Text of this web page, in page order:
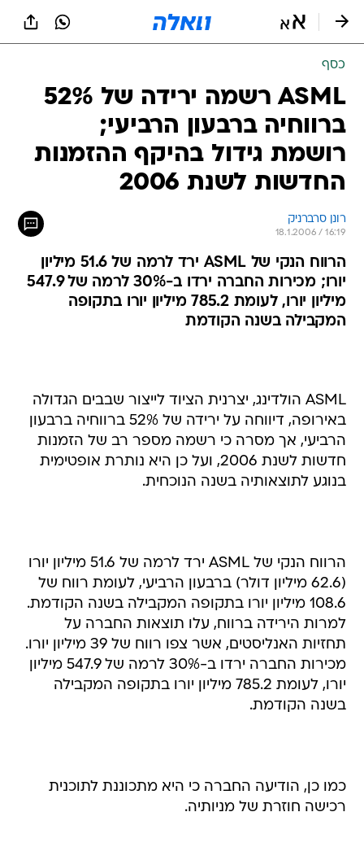
כסף
ASML רשמה ירידה של 52%
ברווחיה ברבעון הרביעי;
רושמת גידול בהיקף ההזמנות
החדשות לשנת 2006
רונן סרברניק
18.1.2006 / 16:19
הרווח הנקי של ASML ירד לרמה של 51.6 מיליון
יורו; מכירות החברה ירדו ב-30% לרמה של 547.9
מיליון יורו, לעומת 785.2 מיליון יורו בתקופה
המקבילה בשנה הקודמת
ASML הולדינג, יצרנית הציוד לייצור שבבים הגדולה
באירופה, דיווחה על ירידה של 52% ברווחיה ברבעון
הרביעי, אך מסרה כי רשמה מספר רב של הזמנות
חדשות לשנת 2006, ועל כן היא נותרת אופטימית
בנוגע לתוצאותיה בשנה הנוכחית.
הרווח הנקי של ASML ירד לרמה של 51.6 מיליון יורו
(62.6 מיליון דולר) ברבעון הרביעי, לעומת רווח של
108.6 מיליון יורו בתקופה המקבילה בשנה הקודמת.
למרות הירידה ברווח, עלו תוצאות החברה על
תחזיות האנליסטים, אשר צפו רווח של 39 מיליון יורו.
מכירות החברה ירדו ב-30% לרמה של 547.9 מיליון
יורו, לעומת 785.2 מיליון יורו בתקופה המקבילה
בשנה הקודמת.
כמו כן, הודיעה החברה כי היא מתכוננת לתוכנית
רכישה חוזרת של מניותיה.